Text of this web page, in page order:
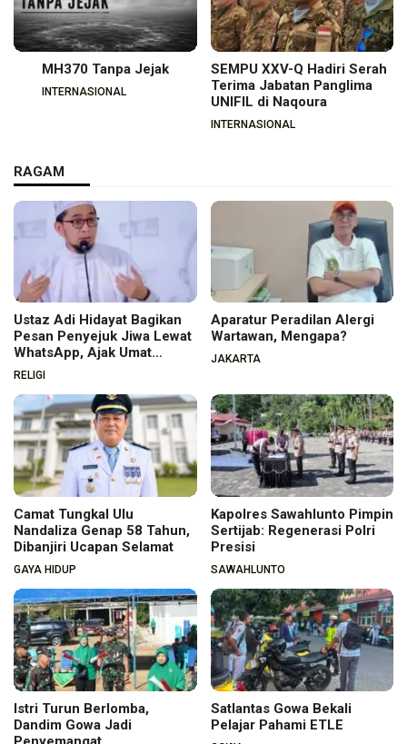
MH370 Tanpa Jejak
INTERNASIONAL
SEMPU XXV-Q Hadiri Serah
Terima Jabatan Panglima
UNIFIL di Naqoura
INTERNASIONAL
RAGAM
Ustaz Adi Hidayat Bagikan
Pesan Penyejuk Jiwa Lewat
WhatsApp, Ajak Umat
Menata Hati dan Iman
RELIGI
Aparatur Peradilan Alergi
Wartawan, Mengapa?
JAKARTA
Camat Tungkal Ulu
Nandaliza Genap 58 Tahun,
Dibanjiri Ucapan Selamat
GAYA HIDUP
Kapolres Sawahlunto Pimpin
Sertijab: Regenerasi Polri
Presisi
SAWAHLUNTO
Istri Turun Berlomba,
Dandim Gowa Jadi
Satlantas Gowa Bekali
Pelajar Pahami ETLE